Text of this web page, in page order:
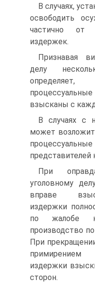
В случаях,
освободить
частично от
издержек.
Признавая
делу
взысканы с
В случаях с
может
представителей
При
уголовному
вправе
издержки
по жалобе
производство
При
примирением
издержки
сторон.